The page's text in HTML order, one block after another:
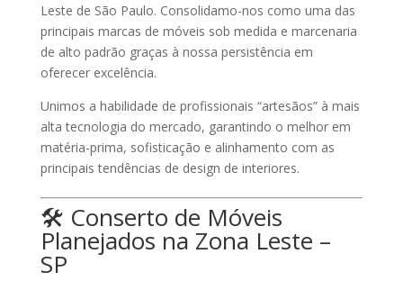
Leste de São Paulo. Consolidamo-nos como uma das
principais marcas de móveis sob medida e marcenaria
de alto padrão graças à nossa persistência em
oferecer excelência.
Unimos a habilidade de profissionais “artesãos” à mais
alta tecnologia do mercado, garantindo o melhor em
matéria-prima, sofisticação e alinhamento com as
principais tendências de design de interiores.
🛠️ Conserto de Móveis
Planejados na Zona Leste –
SP